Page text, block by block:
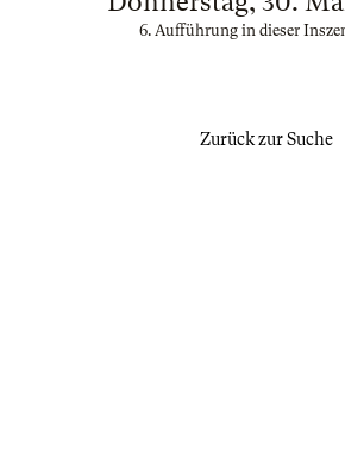
6. Aufführung in dieser
Zurück zur Suche